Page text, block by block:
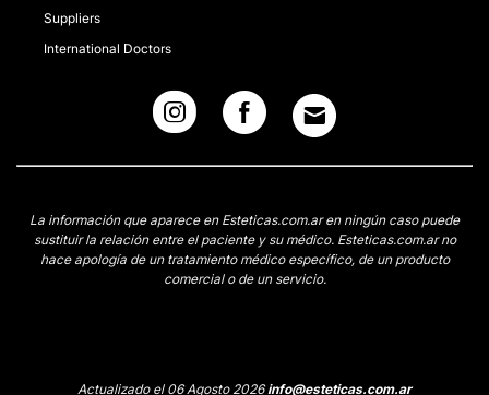
Suppliers
International Doctors
La información que aparece en Esteticas.com.ar en ningún caso puede
sustituir la relación entre el paciente y su médico. Esteticas.com.ar no
hace apología de un tratamiento médico específico, de un producto
comercial o de un servicio.
Actualizado el 06 Agosto 2026info@esteticas.com.ar